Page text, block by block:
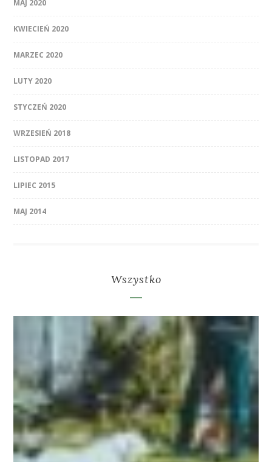
MAJ 2020
KWIECIEŃ 2020
MARZEC 2020
LUTY 2020
STYCZEŃ 2020
WRZESIEŃ 2018
LISTOPAD 2017
LIPIEC 2015
MAJ 2014
Wszystko